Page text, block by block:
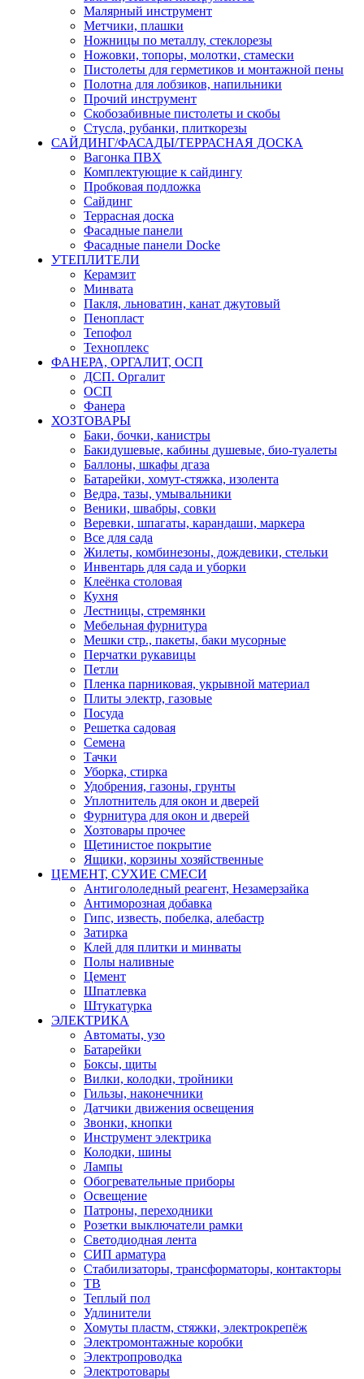
Малярный инструмент
Метчики, плашки
Ножницы по металлу, стеклорезы
Ножовки, топоры, молотки, стамески
Пистолеты для герметиков и монтажной пены
Полотна для лобзиков, напильники
Прочий инструмент
Скобозабивные пистолеты и скобы
Стусла, рубанки, плиткорезы
САЙДИНГ/ФАСАДЫ/ТЕРРАСНАЯ ДОСКА
Вагонка ПВХ
Комплектующие к сайдингу
Пробковая подложка
Сайдинг
Террасная доска
Фасадные панели
Фасадные панели Docke
УТЕПЛИТЕЛИ
Керамзит
Минвата
Пакля, льноватин, канат джутовый
Пенопласт
Тепофол
Техноплекс
ФАНЕРА, ОРГАЛИТ, ОСП
ДСП. Оргалит
ОСП
Фанера
ХОЗТОВАРЫ
Баки, бочки, канистры
Бакидушевые, кабины душевые, био-туалеты
Баллоны, шкафы дгаза
Батарейки, хомут-стяжка, изолента
Ведра, тазы, умывальники
Веники, швабры, совки
Веревки, шпагаты, карандаши, маркера
Все для сада
Жилеты, комбинезоны, дождевики, стельки
Инвентарь для сада и уборки
Клеёнка столовая
Кухня
Лестницы, стремянки
Мебельная фурнитура
Мешки стр., пакеты, баки мусорные
Перчатки рукавицы
Петли
Пленка парниковая, укрывной материал
Плиты электр, газовые
Посуда
Решетка садовая
Семена
Тачки
Уборка, стирка
Удобрения, газоны, грунты
Уплотнитель для окон и дверей
Фурнитура для окон и дверей
Хозтовары прочее
Щетинистое покрытие
Ящики, корзины хозяйственные
ЦЕМЕНТ, СУХИЕ СМЕСИ
Антигололедный реагент, Незамерзайка
Антиморозная добавка
Гипс, известь, побелка, алебастр
Затирка
Клей для плитки и минваты
Полы наливные
Цемент
Шпатлевка
Штукатурка
ЭЛЕКТРИКА
Автоматы, узо
Батарейки
Боксы, щиты
Вилки, колодки, тройники
Гильзы, наконечники
Датчики движения освещения
Звонки, кнопки
Инструмент электрика
Колодки, шины
Лампы
Обогревательные приборы
Освещение
Патроны, переходники
Розетки выключатели рамки
Светодиодная лента
СИП арматура
Стабилизаторы, трансформаторы, контакторы
ТВ
Теплый пол
Удлинители
Хомуты пластм, стяжки, электрокрепёж
Электромонтажные коробки
Электропроводка
Электротовары